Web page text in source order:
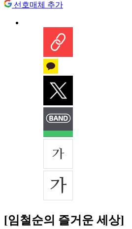
선호매체 추가
[임철순의 즐거운 세상]